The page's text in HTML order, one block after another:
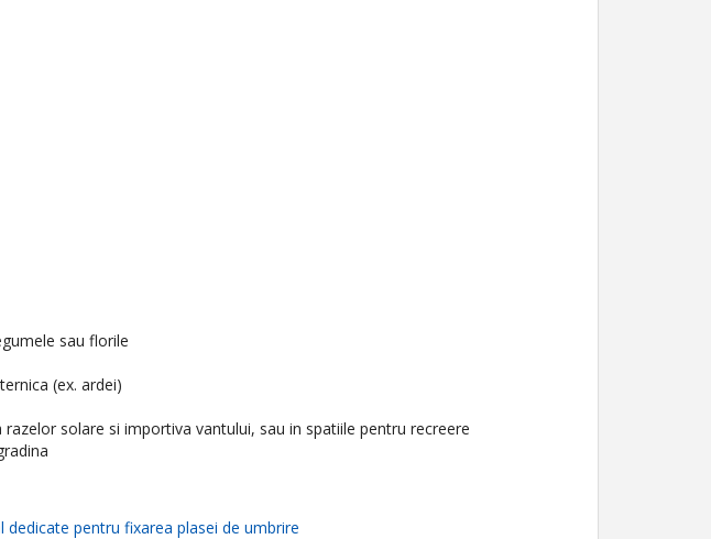
sau florile
(ex. ardei)
solare si importiva vantului, sau in spatiile pentru recreere
dedicate pentru fixarea plasei de umbrire